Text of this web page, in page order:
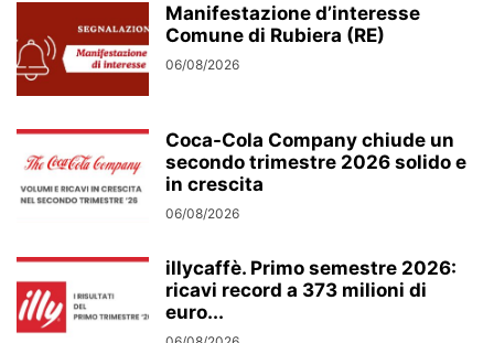
Manifestazione d’interesse
Comune di Rubiera (RE)
06/08/2026
Coca-Cola Company chiude un
secondo trimestre 2026 solido e
in crescita
06/08/2026
illycaffè. Primo semestre 2026:
ricavi record a 373 milioni di
euro...